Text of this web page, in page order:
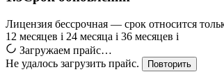
Лицензия бессрочная — срок относится
12 месяцев i 24 месяца i 36 месяцев i
Загружаем прайс…
Не удалось загрузить прайс.
Повторить